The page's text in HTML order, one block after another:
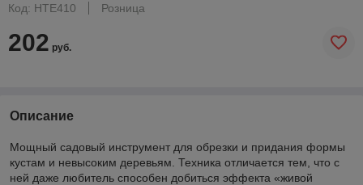
Код: HTE410
Розница
202 руб.
Описание
Мощный садовый инструмент для обрезки и придания формы
кустам и невысоким деревьям. Техника отличается тем, что с
ней даже любитель способен добиться эффекта «живой